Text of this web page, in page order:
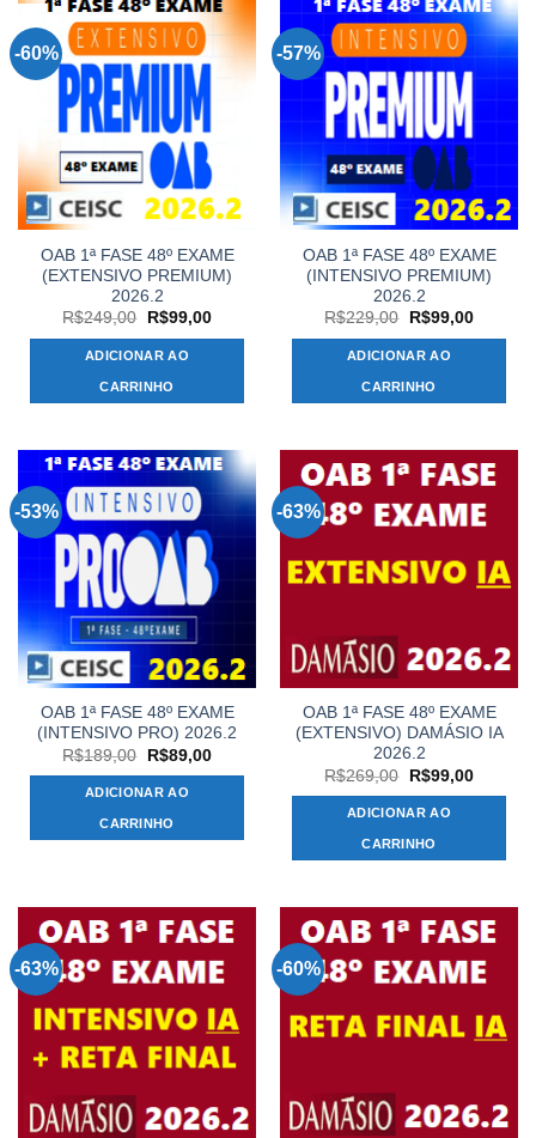
-60%
OAB 1ª FASE 48º EXAME
(EXTENSIVO PREMIUM)
2026.2
R$249,00
O
original
era:
R$249,00.
R$99,00O
ADICIONAR AO
CARRINHO
-57%
OAB 1ª FASE 48º EXAME
(INTENSIVO PREMIUM)
2026.2
R$229,00
O
original
era:
R$229,00.
R$99,00O
ADICIONAR AO
CARRINHO
-53%
OAB 1ª FASE 48º EXAME
(INTENSIVO PRO) 2026.2
R$189,00
O
original
era:
R$189,00.
R$89,00O
ADICIONAR AO
CARRINHO
-63%
OAB 1ª FASE 48º EXAME
(EXTENSIVO) DAMÁSIO IA
2026.2
R$269,00
O
original
era:
R$269,00.
R$99,00O
ADICIONAR AO
CARRINHO
-63% -60%